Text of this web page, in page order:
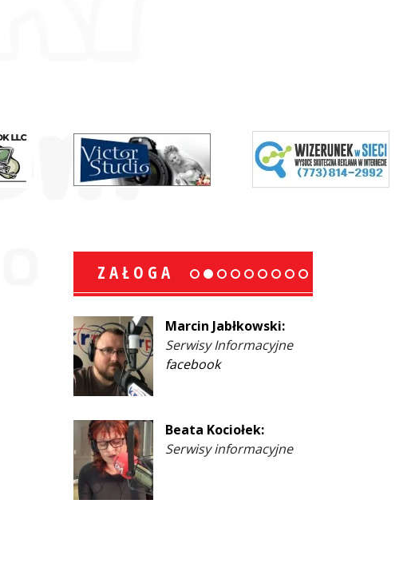
ZAŁOGA
Marcin Jabłkowski:
Serwisy Informacyjne
facebook
Beata Kociołek:
Serwisy informacyjne